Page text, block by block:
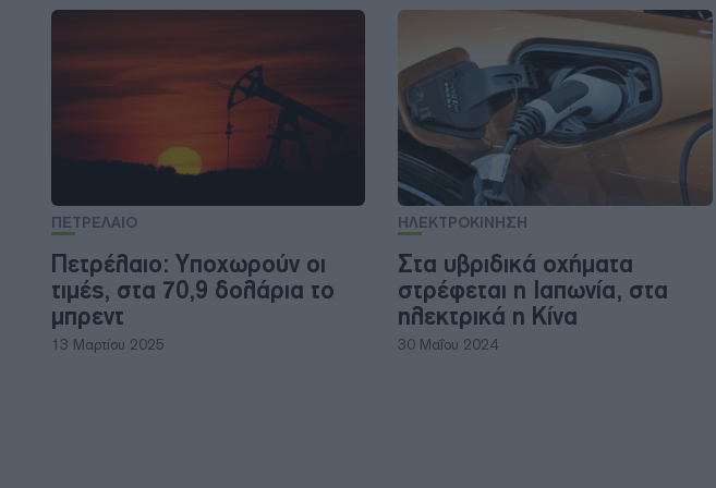
ΠΕΤΡΕΛΑΙΟ
Πετρέλαιο: Υποχωρούν οι
τιμές, στα 70,9 δολάρια το
μπρεντ
13 Μαρτίου 2025
ΗΛΕΚΤΡΟΚΙΝΗΣΗ
Στα υβριδικά οχήματα
στρέφεται η Ιαπωνία, στα
ηλεκτρικά η Κίνα
30 Μαΐου 2024